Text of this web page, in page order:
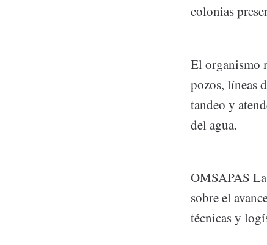
colonias
El organismo
pozos, líneas
tandeo y
del agua.
OMSAPAS
sobre el
técnicas y